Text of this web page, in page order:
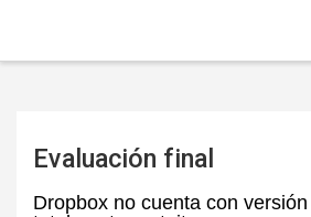
Evaluación final
Requisitos de finalización